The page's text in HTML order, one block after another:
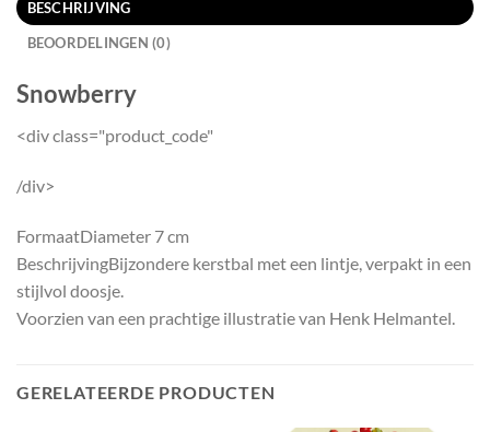
BESCHRIJVING
BEOORDELINGEN (0)
Snowberry
<div class="product_code"
/div>
FormaatDiameter 7 cm
BeschrijvingBijzondere kerstbal met een lintje, verpakt in een
stijlvol doosje.
Voorzien van een prachtige illustratie van Henk Helmantel.
GERELATEERDE PRODUCTEN